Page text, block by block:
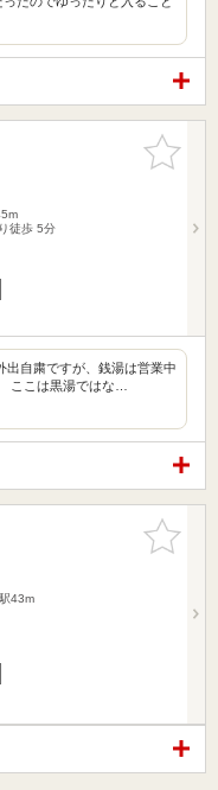
お気に入
りに追加
徒歩 5分
出自粛ですが、銭湯は営業中
ここは黒湯ではな…
お気に入
りに追加
43m